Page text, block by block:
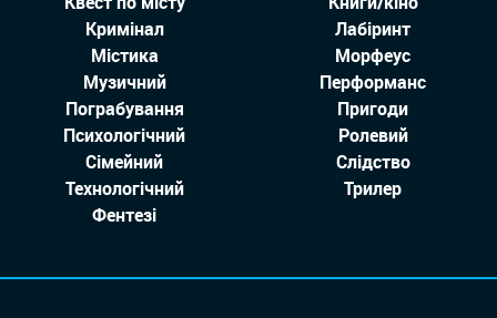
Кримінал
Лабіринт
Містика
Морфеус
Музичний
Перформанс
Пограбування
Пригоди
Психологічний
Ролевий
Сімейний
Слідство
Технологiчний
Трилер
Фентезі